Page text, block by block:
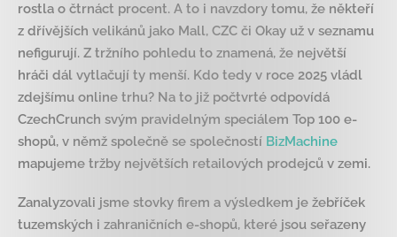
rostla o čtrnáct procent. A to i navzdory tomu, že někteří
z dřívějších velikánů jako Mall, CZC či Okay už v seznamu
nefigurují. Z tržního pohledu to znamená, že největší
hráči dál vytlačují ty menší. Kdo tedy v roce 2025 vládl
zdejšímu online trhu? Na to již počtvrté odpovídá
CzechCrunch svým pravidelným speciálem Top 100 e-
shopů, v němž společně se společností BizMachine
mapujeme tržby největších retailových prodejců v zemi.
Zanalyzovali jsme stovky firem a výsledkem je žebříček
tuzemských i zahraničních e-shopů, které jsou seřazeny